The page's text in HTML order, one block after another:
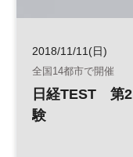
2018/11/11(日)
全国14都市で開催
日経TEST 第
験